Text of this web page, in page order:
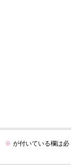
※ が付いている欄は必